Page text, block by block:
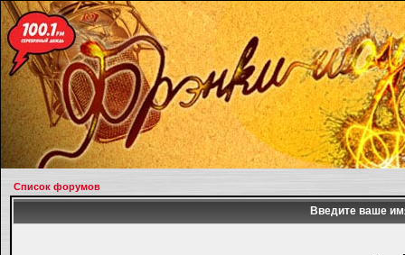
Список форумов
Введите ваше